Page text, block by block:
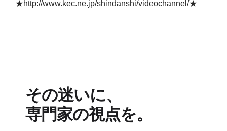
★http://www.kec.ne.jp/shindanshi/videochannel/★
その迷いに、
専門家の視点を。